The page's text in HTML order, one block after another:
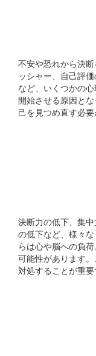
不安や恐れから決
ッシャー、自己評
など、いくつかの
開始させる原因と
己を見つめ直す必要
決断力の低下、集
の低下など、様々
らは心や脳への負
可能性があります
対処することが重要